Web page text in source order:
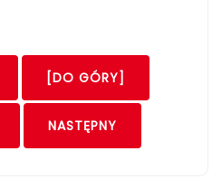
[DO GÓRY]
NASTĘPNY